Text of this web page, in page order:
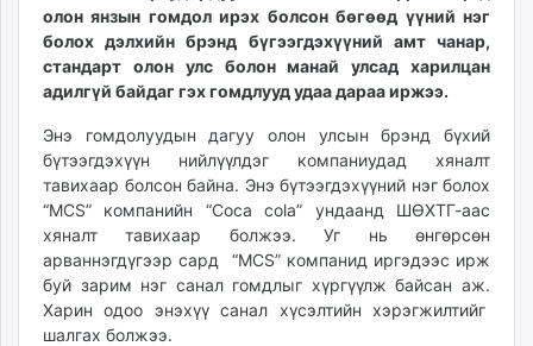
ikon.mn
Livetv.mn
24tsag.mn
shuud.mn
eagle.mn
ergelt.mn
zarig.mn
today.mn
zuv.mn
олон янзын гомдол ирэх болсон бөгөөд үүний нэг
болох дэлхийн брэнд бүгээгдэхүүний амт чанар,
стандарт олон улс болон манай улсад харилцан
адилгүй байдаг гэх гомдлууд удаа дараа иржээ.
Энэ гомдолуудын дагуу олон улсын брэнд бүхий
бүтээгдэхүүн нийлүүлдэг компаниудад хяналт
тавихаар болсон байна. Энэ бүтээгдэхүүний нэг болох
“МСS” компанийн “Соса соlа” ундаанд ШӨХТГ-аас
хяналт тавихаар болжээ. Уг нь өнгөрсөн
арваннэгдүгээр сард “МСS” компанид иргэдээс ирж
буй зарим нэг санал гомдлыг хүргүүлж байсан аж.
Харин одоо энэхүү санал хүсэлтийн хэрэгжилтийг
шалгах болжээ.